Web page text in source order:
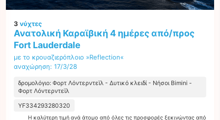
3 νύχτες
Ανατολική Καραϊβική 4 ημέρες από/προς
Fort Lauderdale
με το κρουαζιερόπλοιο »Reflection«
αναχώρηση: 17/3/28
δρομολόγιο: Φορτ Λόντερντεϊλ - Δυτικό κλειδί - Νήσοι Bimini -
Φορτ Λόντερντεϊλ
YF334293280320
Η καλύτερη τιμή ανά άτομο από όλες τις προσφορές ξεκινώντας από